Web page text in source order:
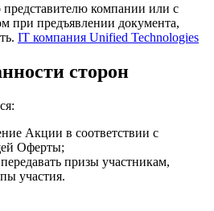
компании или с
при предъявлении документа,
IT компания Unified Technologies
сторон
Акции в соответствии с
Оферты;
призы участникам,
участия.